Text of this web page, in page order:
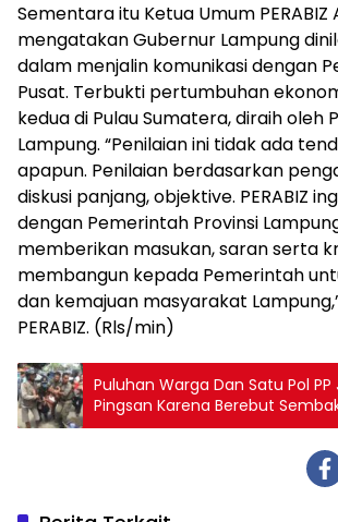
Sementara itu Ketua Umum PERABIZ
mengatakan Gubernur Lampung
dalam menjalin komunikasi dengan
Pusat. Terbukti pertumbuhan
kedua di Pulau Sumatera, diraih oleh
Lampung. “Penilaian ini tidak ada
apapun. Penilaian berdasarkan
diskusi panjang, objektive. PERABIZ
dengan Pemerintah Provinsi
memberikan masukan, saran serta
membangun kepada Pemerintah
dan kemajuan masyarakat
PERABIZ. (Rls/min)
Puluhan Warga Dan Satu Pol
Pingsan Karena Berebut